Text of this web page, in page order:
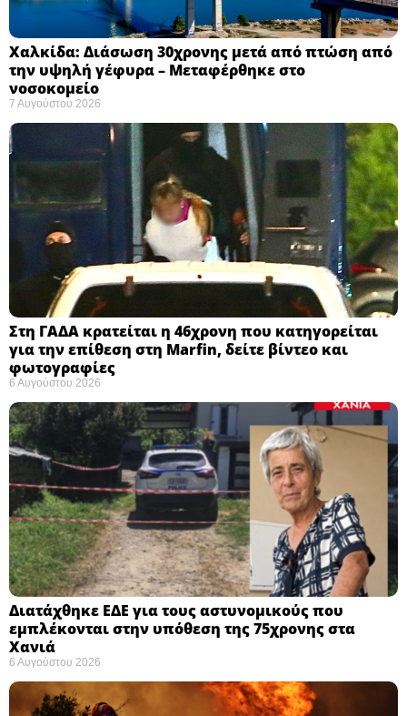
Χαλκίδα: Διάσωση 30χρονης μετά από πτώση από
την υψηλή γέφυρα – Μεταφέρθηκε στο
νοσοκομείο ​
7 Αυγούστου 2026
Στη ΓΑΔΑ κρατείται η 46χρονη που κατηγορείται
για την επίθεση στη Marfin, δείτε βίντεο και
φωτογραφίες
6 Αυγούστου 2026
Διατάχθηκε ΕΔΕ για τους αστυνομικούς που
εμπλέκονται στην υπόθεση της 75χρονης στα
Χανιά
6 Αυγούστου 2026